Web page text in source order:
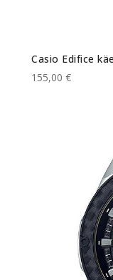
Casio Edifice
155,00 €